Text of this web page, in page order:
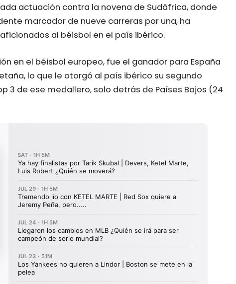
actuación contra la novena de Sudáfrica, donde
marcador de nueve carreras por una, ha
al béisbol en el país ibérico.
en el béisbol europeo, fue el ganador para España
lo que le otorgó al país ibérico su segundo
3 de ese medallero, solo detrás de Países Bajos (24